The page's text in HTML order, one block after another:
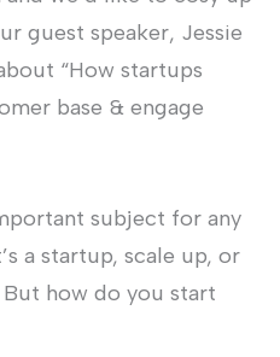
guest speaker, Jessie
“How startups
base & engage
subject for any
a startup, scale up, or
how do you start